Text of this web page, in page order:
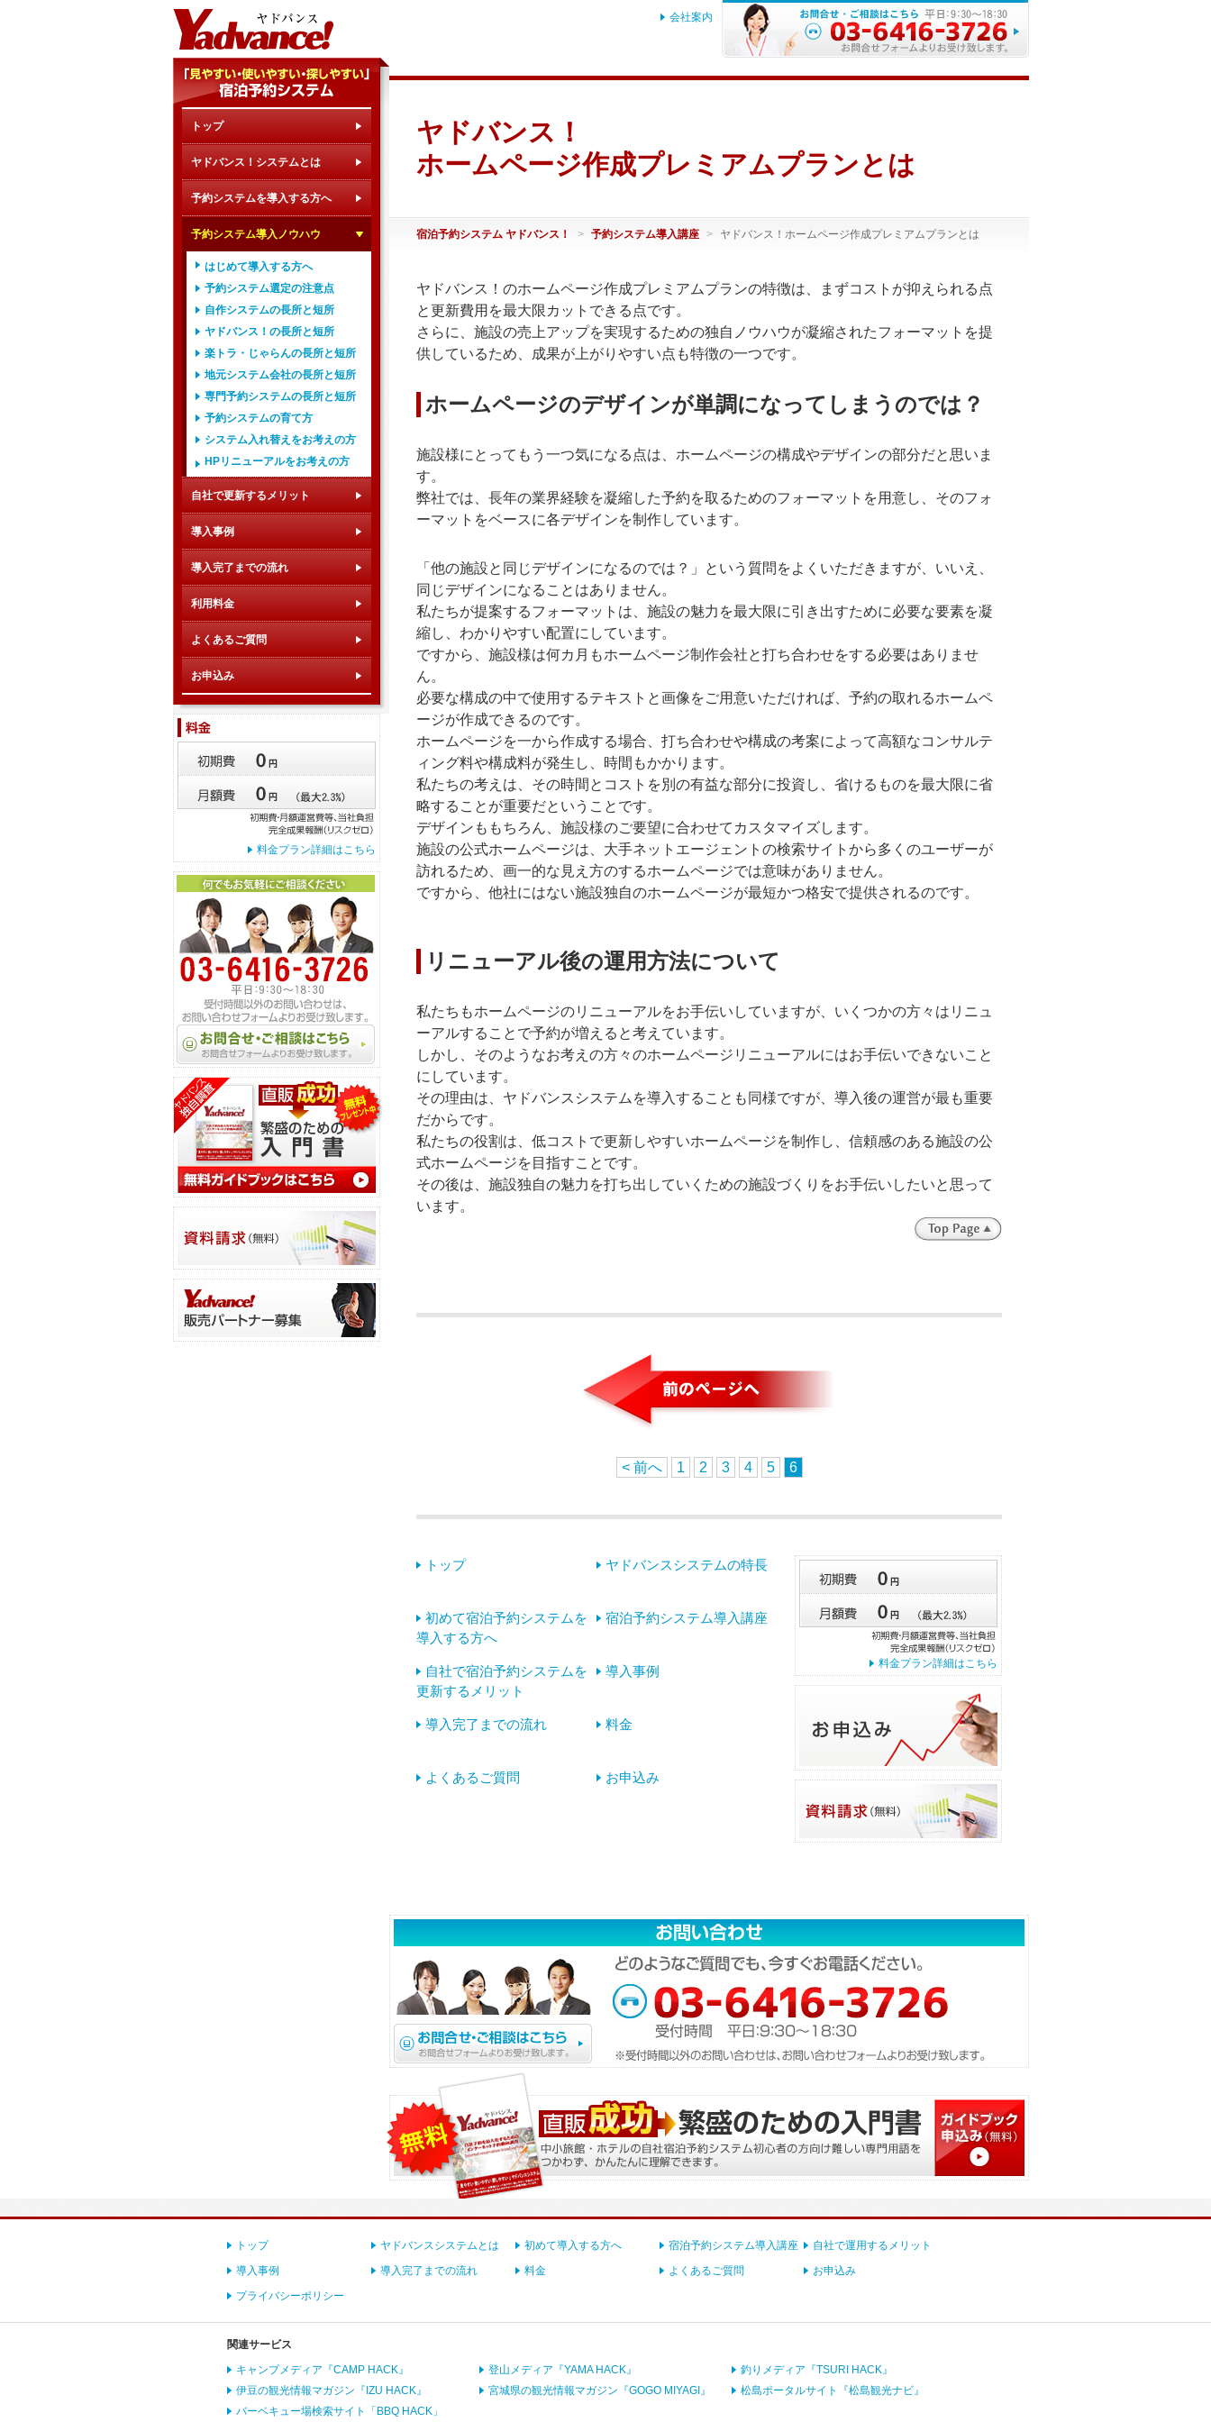
会社案内
トップ
ヤドバンス！システムとは
予約システムを導入する方へ
予約システム導入ノウハウ
はじめて導入する方へ
予約システム選定の注意点
自作システムの長所と短所
ヤドバンス！の長所と短所
楽トラ・じゃらんの長所と短所
地元システム会社の長所と短所
専門予約システムの長所と短所
予約システムの育て方
システム入れ替えをお考えの方
HPリニューアルをお考えの方
自社で更新するメリット
導入事例
導入完了までの流れ
利用料金
よくあるご質問
お申込み
料金プラン詳細はこちら
ヤドバンス！
ホームページ作成プレミアムプランとは
宿泊予約システム ヤドバンス！ 予約システム導入講座 ヤドバンス！ホームページ作成プレミアムプランとは
ヤドバンス！のホームページ作成プレミアムプランの特徴は、まずコストが抑えられる点
と更新費用を最大限カットできる点です。
さらに、施設の売上アップを実現するための独自ノウハウが凝縮されたフォーマットを提
供しているため、成果が上がりやすい点も特徴の一つです。
ホームページのデザインが単調になってしまうのでは？
施設様にとってもう一つ気になる点は、ホームページの構成やデザインの部分だと思いま
す。
弊社では、長年の業界経験を凝縮した予約を取るためのフォーマットを用意し、そのフォ
ーマットをベースに各デザインを制作しています。
「他の施設と同じデザインになるのでは？」という質問をよくいただきますが、いいえ、
同じデザインになることはありません。
私たちが提案するフォーマットは、施設の魅力を最大限に引き出すために必要な要素を凝
縮し、わかりやすい配置にしています。
ですから、施設様は何カ月もホームページ制作会社と打ち合わせをする必要はありませ
ん。
必要な構成の中で使用するテキストと画像をご用意いただければ、予約の取れるホームペ
ージが作成できるのです。
ホームページを一から作成する場合、打ち合わせや構成の考案によって高額なコンサルテ
ィング料や構成料が発生し、時間もかかります。
私たちの考えは、その時間とコストを別の有益な部分に投資し、省けるものを最大限に省
略することが重要だということです。
デザインももちろん、施設様のご要望に合わせてカスタマイズします。
施設の公式ホームページは、大手ネットエージェントの検索サイトから多くのユーザーが
訪れるため、画一的な見え方のするホームページでは意味がありません。
ですから、他社にはない施設独自のホームページが最短かつ格安で提供されるのです。
リニューアル後の運用方法について
私たちもホームページのリニューアルをお手伝いしていますが、いくつかの方々はリニュ
ーアルすることで予約が増えると考えています。
しかし、そのようなお考えの方々のホームページリニューアルにはお手伝いできないこと
にしています。
その理由は、ヤドバンスシステムを導入することも同様ですが、導入後の運営が最も重要
だからです。
私たちの役割は、低コストで更新しやすいホームページを制作し、信頼感のある施設の公
式ホームページを目指すことです。
その後は、施設独自の魅力を打ち出していくための施設づくりをお手伝いしたいと思って
います。
< 前へ 1 2 3 4 5 6
トップ ヤドバンスシステムの特長
初めて宿泊予約システムを
導入する方へ
宿泊予約システム導入講座
自社で宿泊予約システムを
更新するメリット
導入事例
導入完了までの流れ 料金
よくあるご質問 お申込み
料金プラン詳細はこちら
トップ ヤドバンスシステムとは 初めて導入する方へ 宿泊予約システム導入講座
自社で運用するメリット
導入事例
導入完了までの流れ 料金 よくあるご質問
お申込み
プライバシーポリシー
関連サービス
キャンプメディア『CAMP HACK』
登山メディア『YAMA HACK』
釣りメディア『TSURI HACK』
伊豆の観光情報マガジン『IZU HACK』
宮城県の観光情報マガジン『GOGO MIYAGI』
松島ポータルサイト『松島観光ナビ』
バーベキュー場検索サイト「BBQ HACK」